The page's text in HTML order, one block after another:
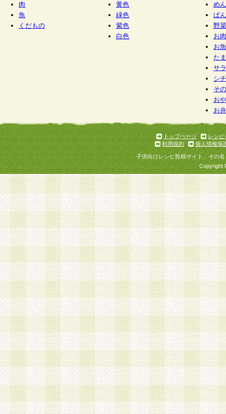
肉
魚
くだもの
黄色
緑色
紫色
白色
めん
ぱん
野
お
お
た
サ
シ
そ
お
お
トップページ
レシピ
利用規約
個人情報保
子供向けレシピ投稿サイト、その
Copyright